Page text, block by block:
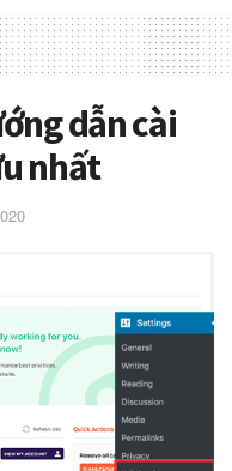
dẫn cài
nhất